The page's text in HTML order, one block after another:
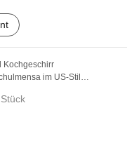
Kochgeschirr
im US-Stil
...